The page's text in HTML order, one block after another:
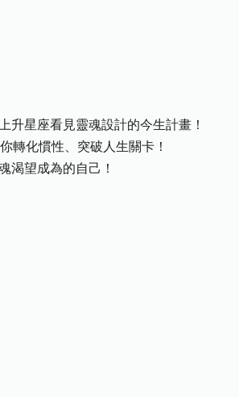
星座看見靈魂設計的今生計畫！
轉化慣性、突破人生關卡！
渴望成為的自己！